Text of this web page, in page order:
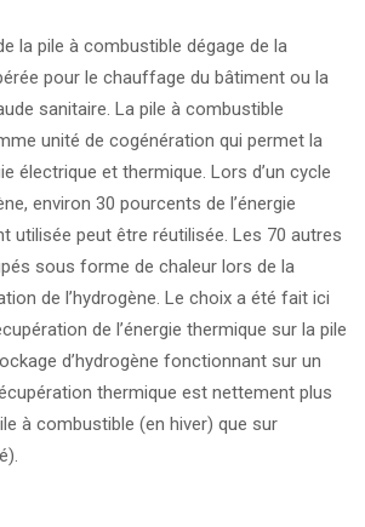
la pile à combustible dégage de la
pour le chauffage du bâtiment ou la
sanitaire. La pile à combustible
unité de cogénération qui permet la
électrique et thermique. Lors d’un cycle
environ 30 pourcents de l’énergie
utilisée peut être réutilisée. Les 70 autres
sous forme de chaleur lors de la
de l’hydrogène. Le choix a été fait ici
de l’énergie thermique sur la pile
d’hydrogène fonctionnant sur un
thermique est nettement plus
à combustible (en hiver) que sur